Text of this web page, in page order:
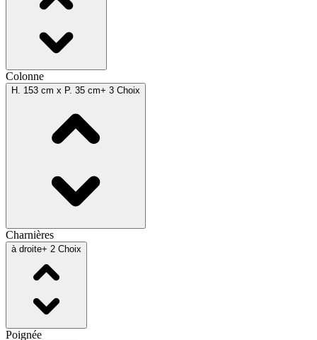
Colonne
H. 153 cm x P. 35 cm+ 3 Choix
Charnières
à droite+ 2 Choix
Poignée